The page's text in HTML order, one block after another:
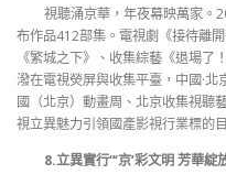
視聽涌京華，年夜幕映萬家。
布作品412部集。電視劇《接待離
《繁城之下》、收集綜藝《退場
潑在電視熒屏與收集平臺，中國·
國（北京）動畫周、北京收集視聽
視立異魅力引領國產影視行業標的
8.立異實行“‘京’彩文明 芳華綻